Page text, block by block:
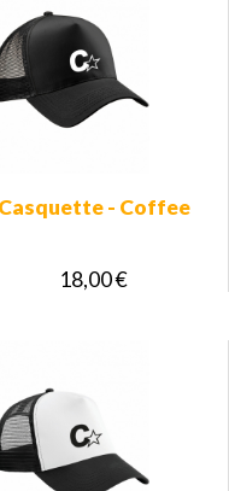
Casquette - Coffee
18,00 €